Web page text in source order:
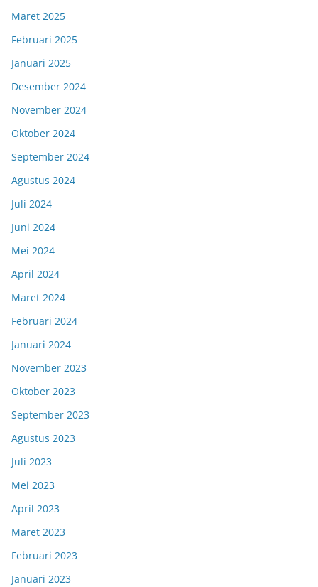
Maret 2025
Februari 2025
Januari 2025
Desember 2024
November 2024
Oktober 2024
September 2024
Agustus 2024
Juli 2024
Juni 2024
Mei 2024
April 2024
Maret 2024
Februari 2024
Januari 2024
November 2023
Oktober 2023
September 2023
Agustus 2023
Juli 2023
Mei 2023
April 2023
Maret 2023
Februari 2023
Januari 2023